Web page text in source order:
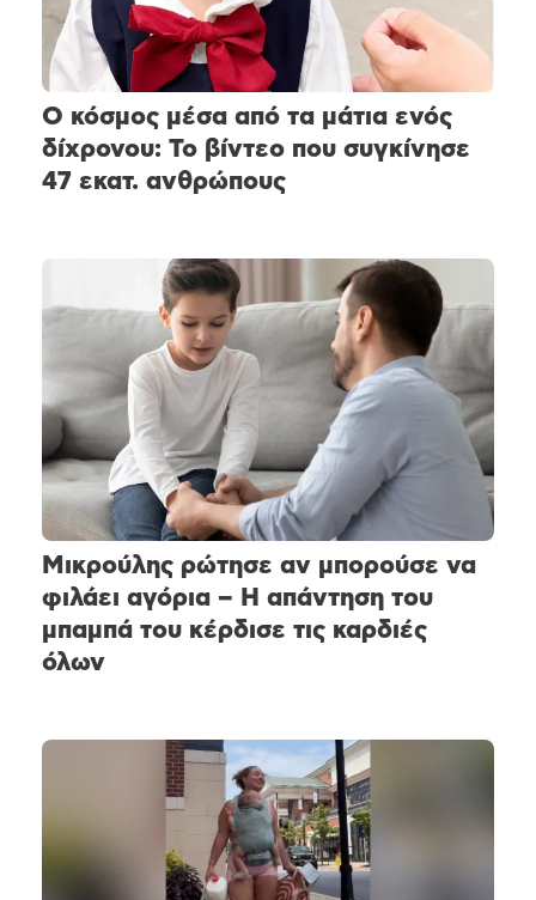
Ο κόσμος μέσα από τα μάτια ενός
δίχρονου: Το βίντεο που συγκίνησε
47 εκατ. ανθρώπους
Μικρούλης ρώτησε αν μπορούσε να
φιλάει αγόρια – Η απάντηση του
μπαμπά του κέρδισε τις καρδιές
όλων